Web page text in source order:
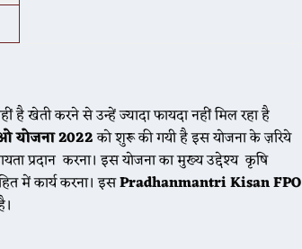
खेती करने से उन्हें ज्यादा फायदा नहीं मिल रहा है
योजना 2022को शुरू की गयी है इस योजना के ज़रिये
प्रदान करना। इस योजना का मुख्य उद्देश्य कृषि
में कार्य करना। इसPradhanmantri Kisan FPO